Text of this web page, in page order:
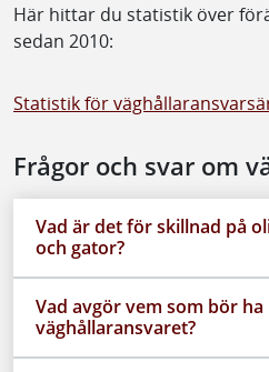
Här hittar du statistik över
sedan 2010:
Statistik för
Frågor och svar om
Vad är det för skillnad på
och gator?
Vad avgör vem som bör ha
väghållaransvaret?